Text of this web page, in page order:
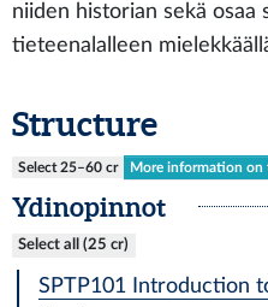
niiden historian sekä osaa
tieteenalalleen
Structure
Select 25–60 cr More information on
Ydinopinnot
Select all (25 cr)
SPTP101 Introduction